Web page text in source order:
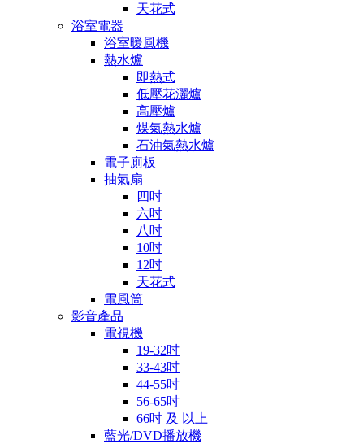
天花式
浴室電器
浴室暖風機
熱水爐
即熱式
低壓花灑爐
高壓爐
煤氣熱水爐
石油氣熱水爐
電子廁板
抽氣扇
四吋
六吋
八吋
10吋
12吋
天花式
電風筒
影音產品
電視機
19-32吋
33-43吋
44-55吋
56-65吋
66吋 及 以上
藍光/DVD播放機